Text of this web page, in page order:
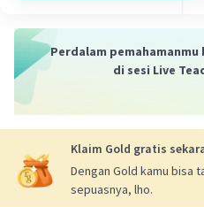
Perdalam
di sesi Live
Klaim Gold gratis
Dengan Gold kamu bisa
sepuasnya, lho.